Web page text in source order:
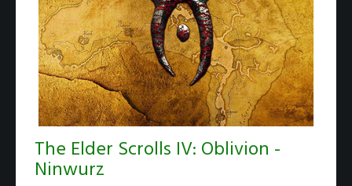
The Elder Scrolls IV: Oblivion -
Ninwurz